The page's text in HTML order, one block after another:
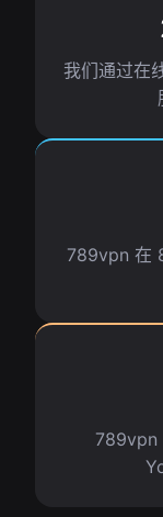
我们通过在
789vpn 在
789vpn